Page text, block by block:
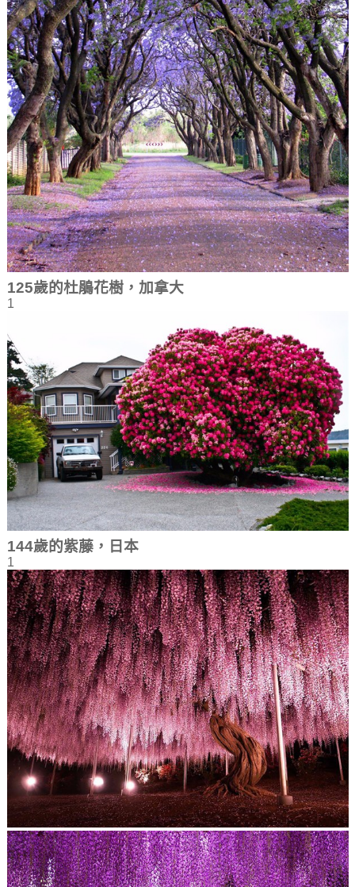
125歲的杜鵑花樹，加拿大
1
144歲的紫藤，日本
1